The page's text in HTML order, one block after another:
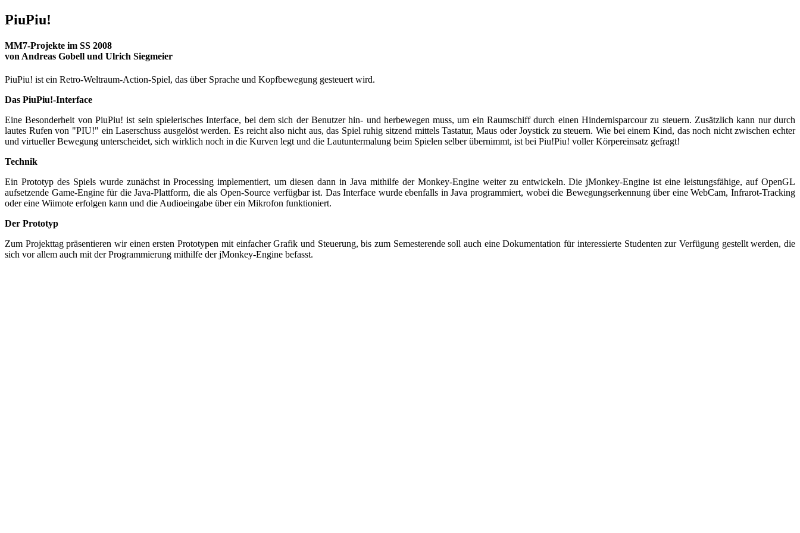
PiuPiu!
MM7-Projekte im SS 2008
von Andreas Gobell und Ulrich Siegmeier
PiuPiu! ist ein Retro-Weltraum-Action-Spiel, das über Sprache und Kopfbewegung gesteuert wird.
Das PiuPiu!-Interface
Eine Besonderheit von PiuPiu! ist sein spielerisches Interface, bei dem sich der Benutzer hin- und herbewegen muss, um ein Raumschiff durch einen Hindernisparcour zu steuern. Zusätzlich kann nur durch
lautes Rufen von "PIU!" ein Laserschuss ausgelöst werden. Es reicht also nicht aus, das Spiel ruhig sitzend mittels Tastatur, Maus oder Joystick zu steuern. Wie bei einem Kind, das noch nicht zwischen echter
und virtueller Bewegung unterscheidet, sich wirklich noch in die Kurven legt und die Lautuntermalung beim Spielen selber übernimmt, ist bei Piu!Piu! voller Körpereinsatz gefragt!
Technik
Ein Prototyp des Spiels wurde zunächst in Processing implementiert, um diesen dann in Java mithilfe der Monkey-Engine weiter zu entwickeln. Die jMonkey-Engine ist eine leistungsfähige, auf OpenGL
aufsetzende Game-Engine für die Java-Plattform, die als Open-Source verfügbar ist. Das Interface wurde ebenfalls in Java programmiert, wobei die Bewegungserkennung über eine WebCam, Infrarot-Tracking
oder eine Wiimote erfolgen kann und die Audioeingabe über ein Mikrofon funktioniert.
Der Prototyp
Zum Projekttag präsentieren wir einen ersten Prototypen mit einfacher Grafik und Steuerung, bis zum Semesterende soll auch eine Dokumentation für interessierte Studenten zur Verfügung gestellt werden, die
sich vor allem auch mit der Programmierung mithilfe der jMonkey-Engine befasst.